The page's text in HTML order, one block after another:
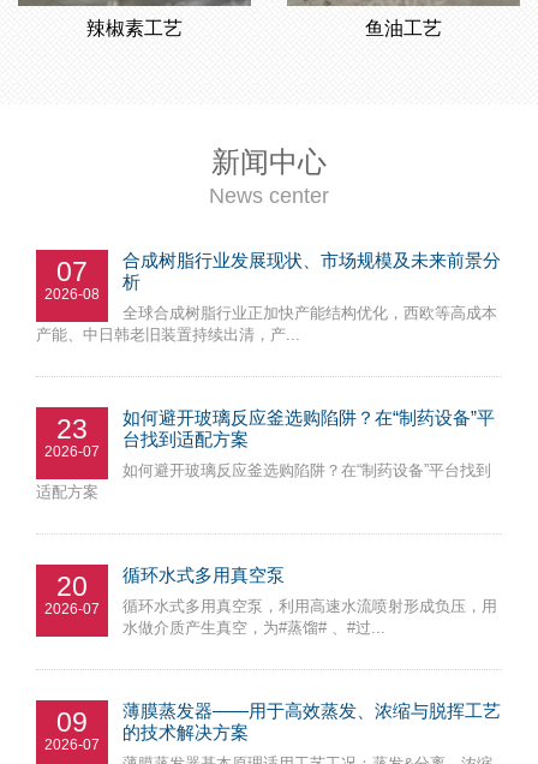
辣椒素工艺 鱼油工艺
新闻中心
News center
07
2026-08
合成树脂行业发展现状、市场规模及未来前景分
析
全球合成树脂行业正加快产能结构优化，西欧等高成本
产能、中日韩老旧装置持续出清，产...
23
2026-07
如何避开玻璃反应釜选购陷阱？在“制药设备”平
台找到适配方案
如何避开玻璃反应釜选购陷阱？在“制药设备”平台找到
适配方案
20
2026-07
循环水式多用真空泵
循环水式多用真空泵，利用高速水流喷射形成负压，用
水做介质产生真空，为#蒸馏# 、#过...
09
2026-07
薄膜蒸发器——用于高效蒸发、浓缩与脱挥工艺
的技术解决方案